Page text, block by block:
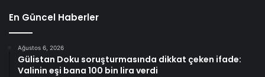
En Güncel Haberler
Ağustos 6, 2026
Gülistan Doku soruşturmasında dikkat çeken ifade:
Valinin eşi bana 100 bin lira verdi